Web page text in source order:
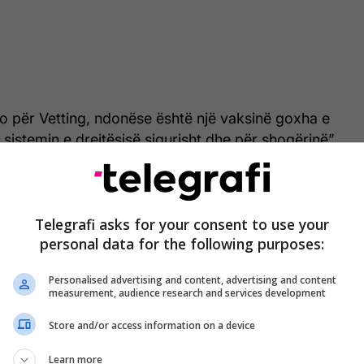
për Vetting, ndonëse është një vaksinë goxha e
e drejtësisë sigurisht dhe për shoqërinë”,
deklaroi se kanë nisur punën për vettingun
kjo është reformë e thellë dhe e
vendin.
të vazhdueshëm me Komisionin e Venecias dhe
në raport me këtë proces shumë të
e Republikës së Kosovës, që qëllimi final
besimin e qytetarëve në institucionet e
Telegrafi asks for your consent to use your
personal data for the following purposes:
Personalised advertising and content, advertising and content
measurement, audience research and services development
Store and/or access information on a device
Learn more